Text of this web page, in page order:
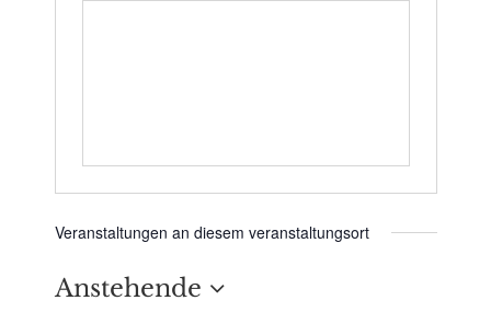
Veranstaltungen an diesem veranstaltungsort
Anstehende